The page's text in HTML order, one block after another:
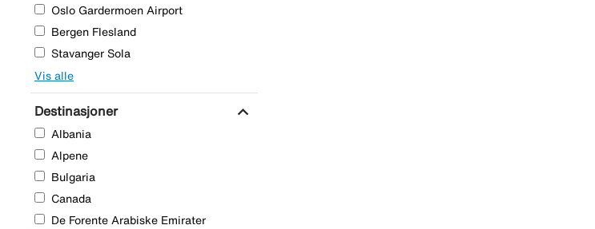
Oslo Gardermoen Airport
Bergen Flesland
Stavanger Sola
Vis alle
Destinasjoner expand_more
Albania
Alpene
Bulgaria
Canada
De Forente Arabiske Emirater